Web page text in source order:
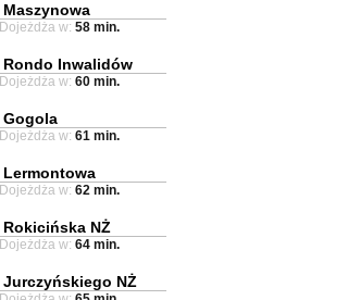
Maszynowa
Dojeżdża w: 58 min.
Rondo Inwalidów
Dojeżdża w: 60 min.
Gogola
Dojeżdża w: 61 min.
Lermontowa
Dojeżdża w: 62 min.
Rokicińska NŻ
Dojeżdża w: 64 min.
Jurczyńskiego NŻ